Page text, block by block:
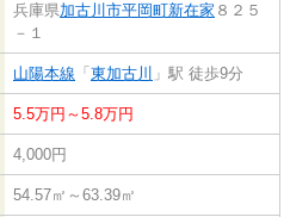
兵庫県加古川市平岡町新在家 ８２５
－１
山陽本線 「 東加古川 」駅 徒歩9分
5.5万円～5.8万円
4,000円
54.57㎡～63.39㎡